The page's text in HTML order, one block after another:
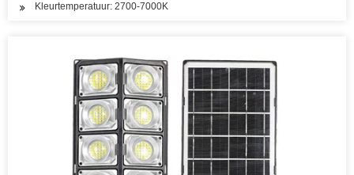
Kleurtemperatuur: 2700-7000K